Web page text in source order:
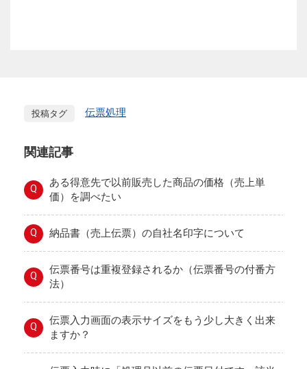
投稿タグ 伝票処理
関連記事
Q
ある得意先で以前販売した商品の価格（売上単
価）を調べたい
Q 納品書（売上伝票）の自社名印字について
Q
伝票番号は重複登録されるか（伝票番号の付番方
法）
Q
伝票入力画面の表示サイズをもう少し大きく出来
ますか？